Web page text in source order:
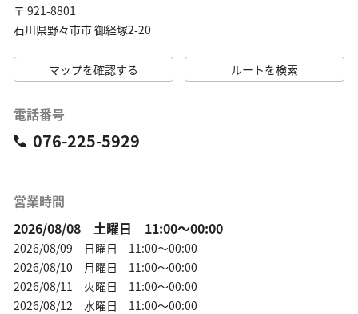
〒 921-8801
石川県野々市市 御経塚2-20
マップを確認する ルートを検索
電話番号
076-225-5929
営業時間
2026/08/08 土曜日 11:00～00:00
2026/08/09 日曜日 11:00～00:00
2026/08/10 月曜日 11:00～00:00
2026/08/11 火曜日 11:00～00:00
2026/08/12 水曜日 11:00～00:00